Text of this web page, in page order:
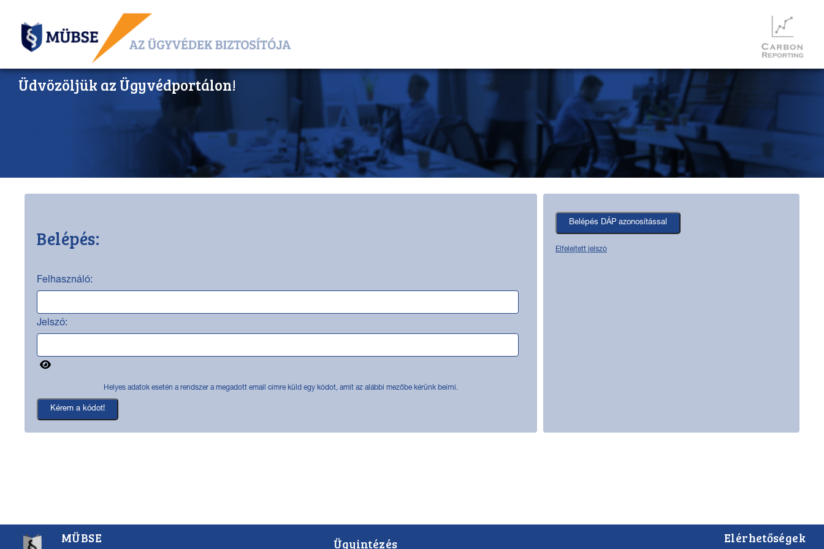
Üdvözöljük az Ügyvédportálon!
Belépés:
Felhasználó:
Jelszó:
Helyes adatok esetén a rendszer a megadott email címre küld egy kódot, amit az alábbi mezőbe kérünk beírni.
Elfelejtett jelszó
MÜBSE Ügyintézés Elérhetőségek